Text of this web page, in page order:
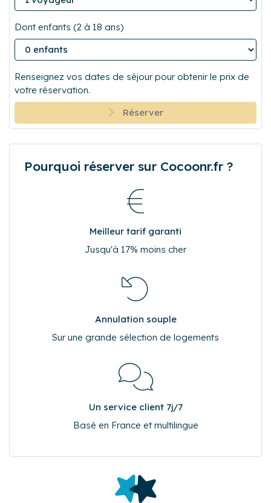
Dont enfants (2 à 18 ans)
Renseignez vos dates de séjour pour obtenir le prix de
votre réservation.
Réserver
Pourquoi réserver sur Cocoonr.fr ?
Meilleur tarif garanti
Jusqu'à 17% moins cher
Annulation souple
Sur une grande sélection de logements
Un service client 7j/7
Basé en France et multilingue